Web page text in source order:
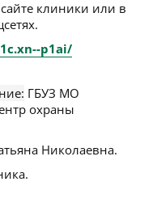
клиники или в
p1ai/
ГБУЗ МО
охраны
Николаевна.